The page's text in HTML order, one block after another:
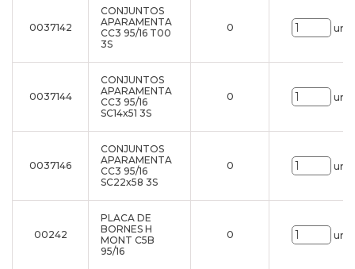
0037142
CONJUNTOS
APARAMENTA
CC3 95/16 T00
3S
0 uni.
0037144
CONJUNTOS
APARAMENTA
CC3 95/16
SC14x51 3S
0 uni.
0037146
CONJUNTOS
APARAMENTA
CC3 95/16
SC22x58 3S
0 uni.
00242
PLACA DE
BORNES H
MONT C5B
95/16
0 uni.